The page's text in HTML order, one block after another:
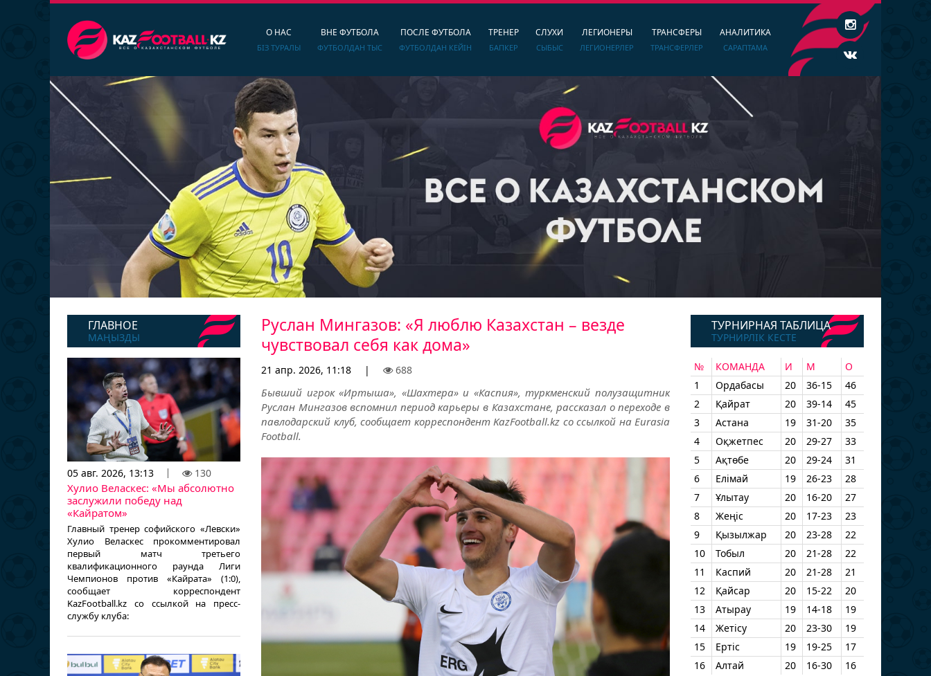
О НАС
БІЗ ТУРАЛЫ
ВНЕ ФУТБОЛА
ФУТБОЛДАН ТЫС
ПОСЛЕ ФУТБОЛА
ФУТБОЛДАН КЕЙІН
ТРЕНЕР
БАПКЕР
СЛУХИ
СЫБЫС
ЛЕГИОНЕРЫ
ЛЕГИОНЕРЛЕР
ТРАНСФЕРЫ
ТРАНСФЕРЛЕР
АНАЛИТИКА
САРАПТАМА
ГЛАВНОЕ
МАҢЫЗДЫ
05 авг. 2026, 13:13 130
Хулио Веласкес: «Мы абсолютно
заслужили победу над
«Кайратом»
Главный тренер софийского «Левски»
Хулио Веласкес прокомментировал
первый матч третьего
квалификационного раунда Лиги
Чемпионов против «Кайрата» (1:0),
сообщает корреспондент
KazFootball.kz со ссылкой на пресс-
службу клуба:
Руслан Мингазов: «Я люблю Казахстан – везде
чувствовал себя как дома»
21 апр. 2026, 11:18 | 688
Бывший игрок «Иртыша», «Шахтера» и «Каспия», туркменский полузащитник
Руслан Мингазов вспомнил период карьеры в Казахстане, рассказал о переходе в
павлодарский клуб, сообщает корреспондент KazFootball.kz со ссылкой на Eurasia
Football.
ТУРНИРНАЯ ТАБЛИЦА
ТУРНИРЛІК КЕСТЕ
№ КОМАНДА И М
О
1
Ордабасы 20 36-15
46
2
Қайрат 20 39-14
45
3
Астана 19 31-20
35
4
Оқжетпес 20 29-27
33
5
Ақтөбе 20 29-24
31
6
Елімай 19 26-23
28
7
Ұлытау 20 16-20
27
8
Жеңіс 20 17-23
23
9
Қызылжар 20 23-28
22
10
Тобыл 20 21-28
22
11
Каспий 20 21-28
21
12
Қайсар 20 15-22
20
13
Атырау 19 14-18
19
14
Жетісу 20 23-30
19
15
Ертіс 19 19-25
17
16
Алтай 20 16-30 16